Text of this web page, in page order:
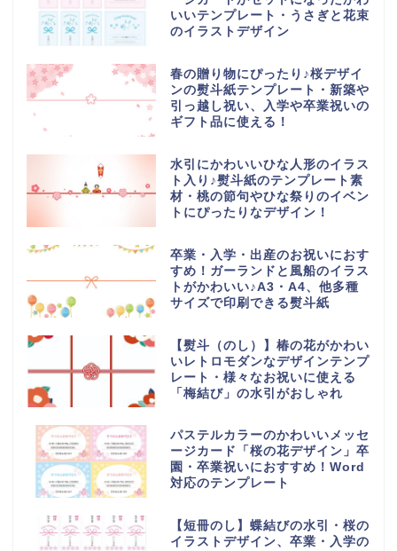
いいテンプレート・うさぎと花束
のイラストデザイン
春の贈り物にぴったり♪桜デザイ
ンの熨斗紙テンプレート・新築や
引っ越し祝い、入学や卒業祝いの
ギフト品に使える！
水引にかわいいひな人形のイラス
ト入り♪熨斗紙のテンプレート素
材・桃の節句やひな祭りのイベン
トにぴったりなデザイン！
卒業・入学・出産のお祝いにおす
すめ！ガーランドと風船のイラス
トがかわいい♪A3・A4、他多種
サイズで印刷できる熨斗紙
【熨斗（のし）】椿の花がかわい
いレトロモダンなデザインテンプ
レート・様々なお祝いに使える
「梅結び」の水引がおしゃれ
パステルカラーのかわいいメッセ
ージカード「桜の花デザイン」卒
園・卒業祝いにおすすめ！Word
対応のテンプレート
【短冊のし】蝶結びの水引・桜の
イラストデザイン、卒業・入学の